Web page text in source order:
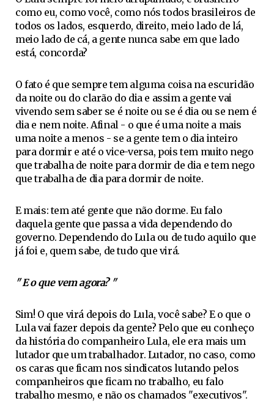
como eu, como você, como nós todos brasileiros de
todos os lados, esquerdo, direito, meio lado de lá,
meio lado de cá, a gente nunca sabe em que lado
está, concorda?
O fato é que sempre tem alguma coisa na escuridão
da noite ou do clarão do dia e assim a gente vai
vivendo sem saber se é noite ou se é dia ou se nem é
dia e nem noite. Afinal - o que é uma noite a mais
uma noite a menos - se a gente tem o dia inteiro
para dormir e até o vice-versa, pois tem muito nego
que trabalha de noite para dormir de dia e tem nego
que trabalha de dia para dormir de noite.
E mais: tem até gente que não dorme. Eu falo
daquela gente que passa a vida dependendo do
governo. Dependendo do Lula ou de tudo aquilo que
já foi e, quem sabe, de tudo que virá.
" E o que vem agora? "
Sim! O que virá depois do Lula, você sabe? E o que o
Lula vai fazer depois da gente? Pelo que eu conheço
da história do companheiro Lula, ele era mais um
lutador que um trabalhador. Lutador, no caso, como
os caras que ficam nos sindicatos lutando pelos
companheiros que ficam no trabalho, eu falo
trabalho mesmo, e não os chamados "executivos".